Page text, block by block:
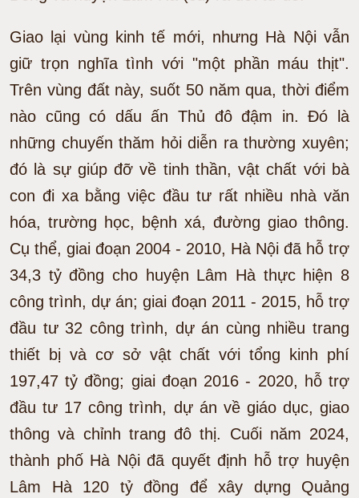
Giao lại vùng kinh tế mới, nhưng Hà Nội vẫn
giữ trọn nghĩa tình với "một phần máu thịt".
Trên vùng đất này, suốt 50 năm qua, thời điểm
nào cũng có dấu ấn Thủ đô đậm in. Ðó là
những chuyến thăm hỏi diễn ra thường xuyên;
đó là sự giúp đỡ về tinh thần, vật chất với bà
con đi xa bằng việc đầu tư rất nhiều nhà văn
hóa, trường học, bệnh xá, đường giao thông.
Cụ thể, giai đoạn 2004 - 2010, Hà Nội đã hỗ trợ
34,3 tỷ đồng cho huyện Lâm Hà thực hiện 8
công trình, dự án; giai đoạn 2011 - 2015, hỗ trợ
đầu tư 32 công trình, dự án cùng nhiều trang
thiết bị và cơ sở vật chất với tổng kinh phí
197,47 tỷ đồng; giai đoạn 2016 - 2020, hỗ trợ
đầu tư 17 công trình, dự án về giáo dục, giao
thông và chỉnh trang đô thị. Cuối năm 2024,
thành phố Hà Nội đã quyết định hỗ trợ huyện
Lâm Hà 120 tỷ đồng để xây dựng Quảng